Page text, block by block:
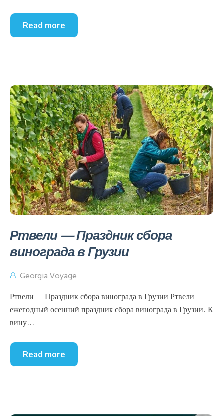
Read more
Ртвели — Праздник сбора
винограда в Грузии
Georgia Voyage
Ртвели — Праздник сбора винограда в Грузии Ртвели —
ежегодный осенний праздник сбора винограда в Грузии. К
вину...
Read more